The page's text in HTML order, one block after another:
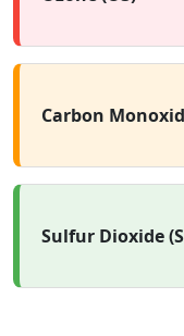
Carbon
Sulfur Dioxide